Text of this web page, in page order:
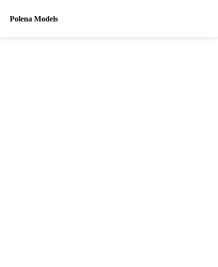
Polena Models